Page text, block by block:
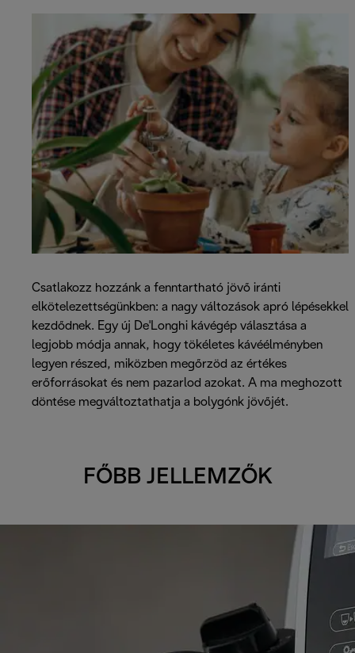
Csatlakozz hozzánk a fenntartható jövő iránti
elkötelezettségünkben: a nagy változások apró lépésekkel
kezdődnek. Egy új De'Longhi kávégép választása a
legjobb módja annak, hogy tökéletes kávéélményben
legyen részed, miközben megőrzöd az értékes
erőforrásokat és nem pazarlod azokat. A ma meghozott
döntése megváltoztathatja a bolygónk jövőjét.
FŐBB JELLEMZŐK